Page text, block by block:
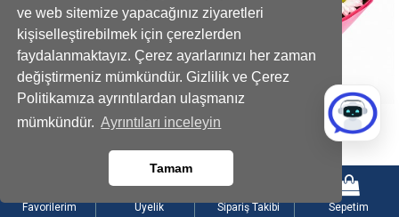
ve web sitemize yapacağınız ziyaretleri
kişiselleştirebilmek için çerezlerden
faydalanmaktayız. Çerez ayarlarınızı her zaman
değiştirmeniz mümkündür. Gizlilik ve Çerez
Politikamıza ayrıntılardan ulaşmanız
mümkündür. Ayrıntıları inceleyin
Tamam
Mini Ayıcık Buketi Çerçeve Kupa Mum
Hediye Seti
Sepette % 15 indirim
Pembe Güllerle Beyaz Papatya Buketi
899,91 TL
Favorilerim Üyelik Sipariş Takibi Sepetim